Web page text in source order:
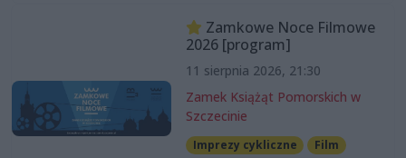
Zamkowe Noce Filmowe
2026 [program]
11 sierpnia 2026, 21:30
Zamek Książąt Pomorskich w
Szczecinie
Imprezy cykliczne
Film